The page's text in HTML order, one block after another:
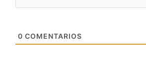
0 COMENTARIOS